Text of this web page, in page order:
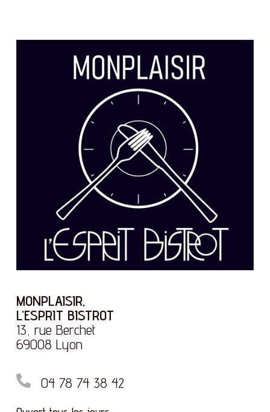
MONPLAISIR,
L’ESPRIT BISTROT
13, rue Berchet
69008 Lyon
04 78 74 38 42